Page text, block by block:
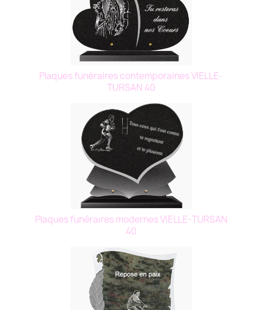
Plaques funéraires contemporaines VIELLE-
TURSAN 40
Plaques funéraires modernes VIELLE-TURSAN
40